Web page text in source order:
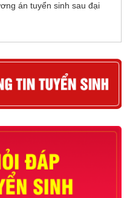
án tuyển sinh sau đại